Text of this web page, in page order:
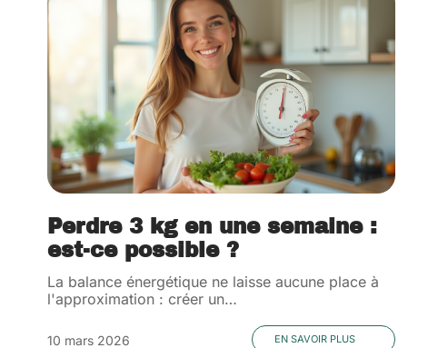
Perdre 3 kg en une semaine :
est-ce possible ?
La balance énergétique ne laisse aucune place à
l'approximation : créer un…
10 mars 2026 EN SAVOIR PLUS